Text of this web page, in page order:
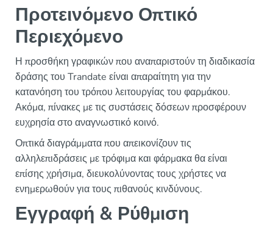
Προτεινόμενο Οπτικό
Περιεχόμενο
Η προσθήκη γραφικών που αναπαριστούν τη διαδικασία
δράσης του Trandate είναι απαραίτητη για την
κατανόηση του τρόπου λειτουργίας του φαρμάκου.
Ακόμα, πίνακες με τις συστάσεις δόσεων προσφέρουν
ευχρησία στο αναγνωστικό κοινό.
Οπτικά διαγράμματα που απεικονίζουν τις
αλληλεπιδράσεις με τρόφιμα και φάρμακα θα είναι
επίσης χρήσιμα, διευκολύνοντας τους χρήστες να
ενημερωθούν για τους πιθανούς κινδύνους.
Εγγραφή & Ρύθμιση